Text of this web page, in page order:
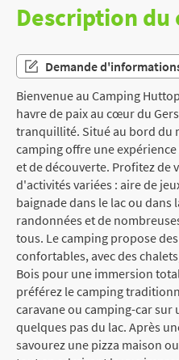
Description du
Demande
Bienvenue au Camping
havre de paix au cœur du
tranquillité. Situé au bord du
camping offre une
et de découverte. Profitez de
d'activités variées : aire de
baignade dans le lac ou dans
randonnées et de
tous. Le camping propose
confortables, avec des
Bois pour une immersion
préférez le camping
caravane ou camping-car sur
quelques pas du lac. Après
savourez une pizza maison